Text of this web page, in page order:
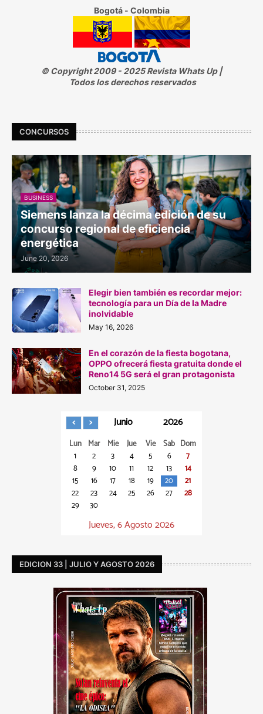
Bogotá - Colombia
© Copyright 2009 - 2025 Revista Whats Up |
Todos los derechos reservados
CONCURSOS
BUSINESS
Siemens lanza la décima edición de su
concurso regional de eficiencia
energética
June 20, 2026
Elegir bien también es recordar mejor:
tecnología para un Día de la Madre
inolvidable
May 16, 2026
En el corazón de la fiesta bogotana,
OPPO ofrecerá fiesta gratuita donde el
Reno14 5G será el gran protagonista
October 31, 2025
Junio 2026
Lun Mar Mie Jue Vie Sab Dom
1
2 3 4 5 6
7
8
9 10 11 12 13
14
15
16 17 18 19 20
21
22
23 24 25 26 27
28
29
30
Jueves, 6 Agosto 2026
EDICION 33 | JULIO Y AGOSTO 2026